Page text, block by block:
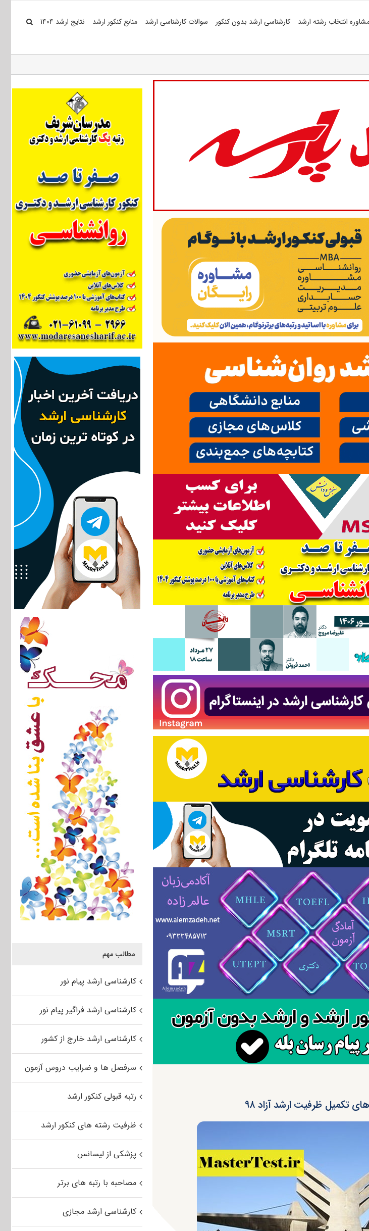
انتخاب رشته ارشد کارشناسی ارشد بدون کنکور سوالات کارشناسی ارشد منابع کنکور ارشد نتایج ارشد ۱۴۰۴
تکمیل ظرفیت ارشد آزاد ۹۸
مطالب مهم
کارشناسی ارشد پیام نور
کارشناسی ارشد فراگیر پیام نور
کارشناسی ارشد خارج از کشور
سرفصل ها و ضرایب دروس آزمون
رتبه قبولی کنکور ارشد
ظرفیت رشته های کنکور ارشد
پزشکی از لیسانس
مصاحبه با رتبه های برتر
کارشناسی ارشد مجازی